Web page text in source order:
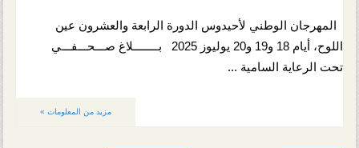
المهرجان الوطني لأحيدوس الدورة الرابعة والعشرون عين
اللوح، أيام 18 و19 و20 يوليوز 2025 بــــــــلاغ صـــحـــفـــي
تحت الرعاية السامية ...
مزيد من المعلومات »